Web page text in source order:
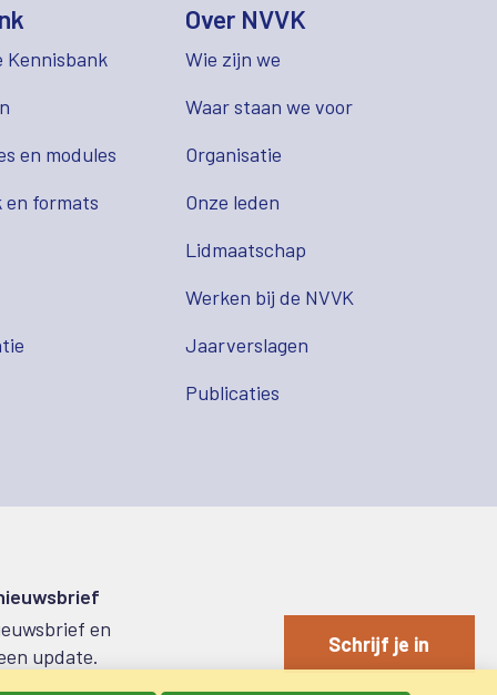
Kennisbank
en modules
en formats
Over NVVK
Wie zijn we
Waar staan we voor
Organisatie
Onze leden
Lidmaatschap
Werken bij de NVVK
Jaarverslagen
Publicaties
en
update.
Schrijf je in